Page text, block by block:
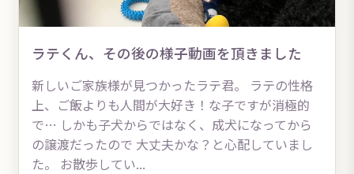
ラテくん、その後の様子動画を頂きました
新しいご家族様が見つかったラテ君。 ラテの性格
上、ご飯よりも人間が大好き！な子ですが消極的
で… しかも子犬からではなく、成犬になってから
の譲渡だったので 大丈夫かな？と心配していまし
た。 お散歩してい...